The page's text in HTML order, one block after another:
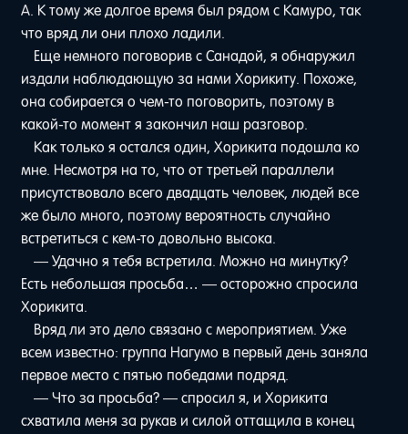
A. К тому же долгое время был рядом с Камуро, так
что вряд ли они плохо ладили.
Еще немного поговорив с Санадой, я обнаружил
издали наблюдающую за нами Хорикиту. Похоже,
она собирается о чем-то поговорить, поэтому в
какой-то момент я закончил наш разговор.
Как только я остался один, Хорикита подошла ко
мне. Несмотря на то, что от третьей параллели
присутствовало всего двадцать человек, людей все
же было много, поэтому вероятность случайно
встретиться с кем-то довольно высока.
— Удачно я тебя встретила. Можно на минутку?
Есть небольшая просьба… — осторожно спросила
Хорикита.
Вряд ли это дело связано с мероприятием. Уже
всем известно: группа Нагумо в первый день заняла
первое место с пятью победами подряд.
— Что за просьба? — спросил я, и Хорикита
схватила меня за рукав и силой оттащила в конец